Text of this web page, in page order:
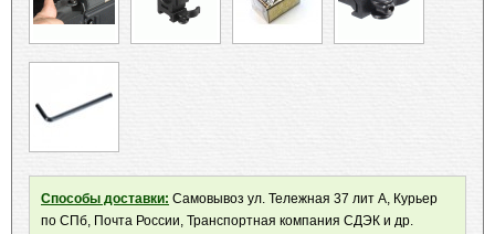
Способы доставки: Самовывоз ул. Тележная 37 лит А, Курьер
по СПб, Почта России, Транспортная компания СДЭК и др.